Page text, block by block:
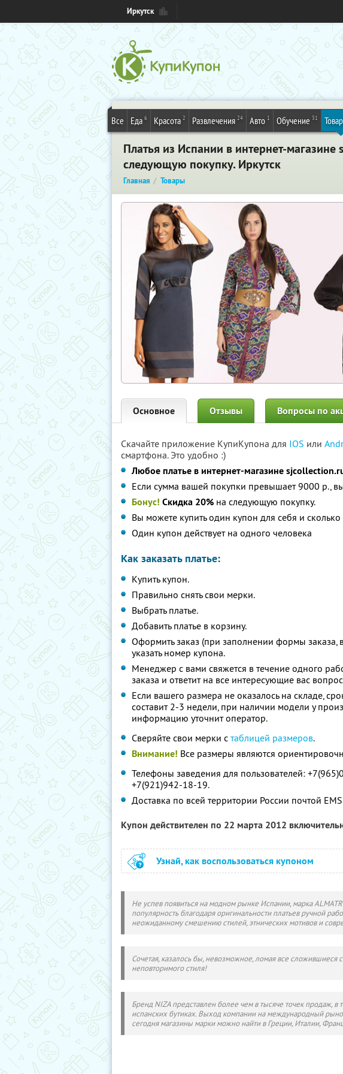
Иркутск
Все Еда 6 Красота 2 Развлечения 24 Авто 1 Обучение 31
Платья из Испании в интернет-
следующую покупку. Иркутск
Главная Товары
Основное Отзывы Вопросы по
Скачайте приложение КупиКупона для IOS или
смартфона. Это удобно :)
Любое платье в интернет-магазине
Если сумма вашей покупки превышает 9000 р.,
Бонус! Cкидка 20% на следующую покупку.
Вы можете купить один купон для себя и
Один купон действует на одного человека
Как заказать платье:
Купить купон.
Правильно снять свои мерки.
Выбрать платье.
Добавить платье в корзину.
Оформить заказ (при заполнении формы
указать номер купона.
Менеджер с вами свяжется в течение одного
заказа и ответит на все интересующие вас
Если вашего размера не оказалось на складе,
составит 2-3 недели, при наличии модели у
информацию уточнит оператор.
Сверяйте свои мерки с таблицей размеров.
Внимание! Все размеры являются
Телефоны заведения для пользователей:
+7(921)942-18-19.
Доставка по всей территории России почтой
Купон действителен по 22 марта 2012
Узнай, как воспользоваться купоном
Не успев появиться на модном рынке Испании, марка
популярность благодаря оригинальности платьев ручной
неожиданному смешению стилей, этнических мотивов и
Сочетая, казалось бы, невозможное, ломая все сложившиеся
неповторимого стиля!
Бренд NIZA представлен более чем в тысяче точек продаж, в
испанских бутиках. Выход компании на международный
сегодня магазины марки можно найти в Греции, Италии,